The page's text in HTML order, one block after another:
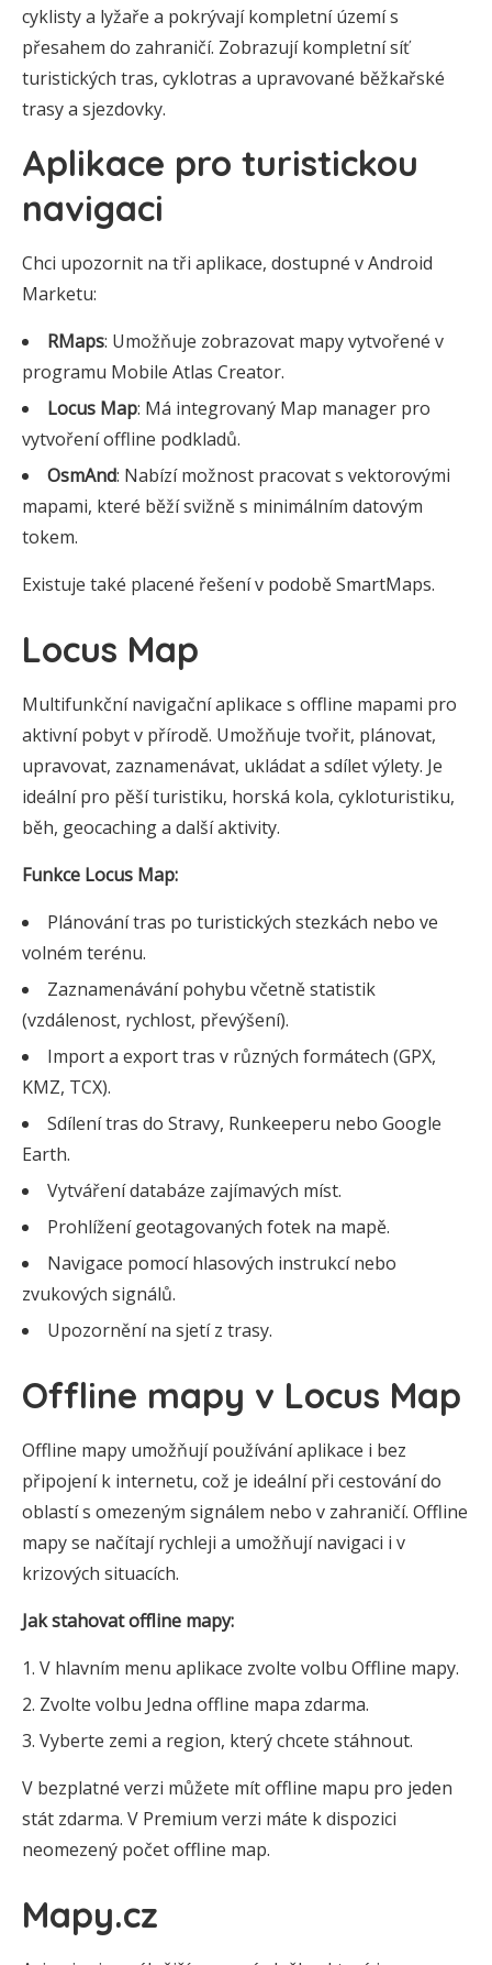
cyklisty a lyžaře a pokrývají kompletní území s
přesahem do zahraničí. Zobrazují kompletní síť
turistických tras, cyklotras a upravované běžkařské
trasy a sjezdovky.
Aplikace pro turistickou
navigaci
Chci upozornit na tři aplikace, dostupné v Android
Marketu:
RMaps: Umožňuje zobrazovat mapy vytvořené v
programu Mobile Atlas Creator.
Locus Map: Má integrovaný Map manager pro
vytvoření offline podkladů.
OsmAnd: Nabízí možnost pracovat s vektorovými
mapami, které běží svižně s minimálním datovým
tokem.
Existuje také placené řešení v podobě SmartMaps.
Locus Map
Multifunkční navigační aplikace s offline mapami pro
aktivní pobyt v přírodě. Umožňuje tvořit, plánovat,
upravovat, zaznamenávat, ukládat a sdílet výlety. Je
ideální pro pěší turistiku, horská kola, cykloturistiku,
běh, geocaching a další aktivity.
Funkce Locus Map:
Plánování tras po turistických stezkách nebo ve
volném terénu.
Zaznamenávání pohybu včetně statistik
(vzdálenost, rychlost, převýšení).
Import a export tras v různých formátech (GPX,
KMZ, TCX).
Sdílení tras do Stravy, Runkeeperu nebo Google
Earth.
Vytváření databáze zajímavých míst.
Prohlížení geotagovaných fotek na mapě.
Navigace pomocí hlasových instrukcí nebo
zvukových signálů.
Upozornění na sjetí z trasy.
Offline mapy v Locus Map
Offline mapy umožňují používání aplikace i bez
připojení k internetu, což je ideální při cestování do
oblastí s omezeným signálem nebo v zahraničí. Offline
mapy se načítají rychleji a umožňují navigaci i v
krizových situacích.
Jak stahovat offline mapy:
V hlavním menu aplikace zvolte volbu Offline mapy.
Zvolte volbu Jedna offline mapa zdarma.
Vyberte zemi a region, který chcete stáhnout.
V bezplatné verzi můžete mít offline mapu pro jeden
stát zdarma. V Premium verzi máte k dispozici
neomezený počet offline map.
Mapy.cz